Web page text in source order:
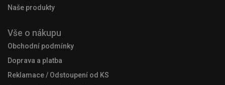
Naše produkty
Vše o nákupu
Obchodní podmínky
Doprava a platba
Reklamace / Odstoupení od KS